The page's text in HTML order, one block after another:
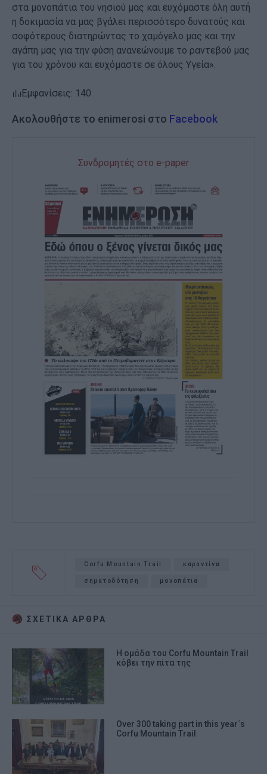
στα μονοπάτια του νησιού μας και ευχόμαστε όλη αυτή
η δοκιμασία να μας βγάλει περισσότερο δυνατούς και
σοφότερους διατηρώντας το χαμόγελο μας και την
αγάπη μας για την φύση ανανεώνουμε το ραντεβού μας
για του χρόνου και ευχόμαστε σε όλους Υγεία».
Εμφανίσεις: 140
Ακολουθήστε το enimerosi στο Facebook
Συνδρομητές στο e-paper
Corfu Mountain Trail καραντίνα
σηματοδότηση μονοπάτια
ΣΧΕΤΙΚA AΡΘΡΑ
Η ομάδα του Corfu Mountain Trail
κόβει την πίτα της
Over 300 taking part in this year΄s
Corfu Mountain Trail